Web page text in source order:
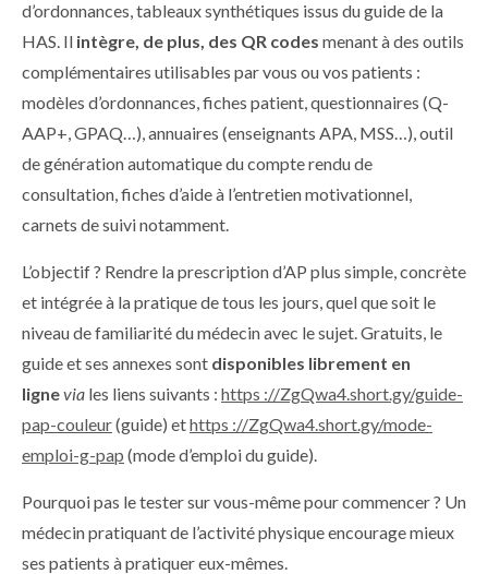
d’ordonnances, tableaux synthétiques issus du guide de la
HAS. Il intègre, de plus, des QR codes menant à des outils
complémentaires utilisables par vous ou vos patients :
modèles d’ordonnances, fiches patient, questionnaires (Q-
AAP+, GPAQ…), annuaires (enseignants APA, MSS…), outil
de génération automatique du compte rendu de
consultation, fiches d’aide à l’entretien motivationnel,
carnets de suivi notamment.
L’objectif ? Rendre la prescription d’AP plus simple, concrète
et intégrée à la pratique de tous les jours, quel que soit le
niveau de familiarité du médecin avec le sujet. Gratuits, le
guide et ses annexes sont disponibles librement en
lignevia les liens suivants : https ://ZgQwa4.short.gy/guide-
pap-couleur(guide) ethttps ://ZgQwa4.short.gy/mode-
emploi-g-pap (mode d’emploi du guide).
Pourquoi pas le tester sur vous-même pour commencer ? Un
médecin pratiquant de l’activité physique encourage mieux
ses patients à pratiquer eux-mêmes.